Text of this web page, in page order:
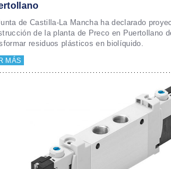
de Castilla-La Mancha ha declarado
de la planta de Preco en Puertollano
residuos plásticos en biolíquido.
MÁS